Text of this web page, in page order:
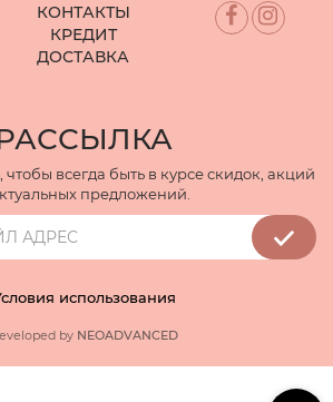
КОНТАКТЫ
КРЕДИТ
ДОСТАВКА
чтобы всегда быть в курсе скидок, акций
предложений.
использования
by NEOADVANCED